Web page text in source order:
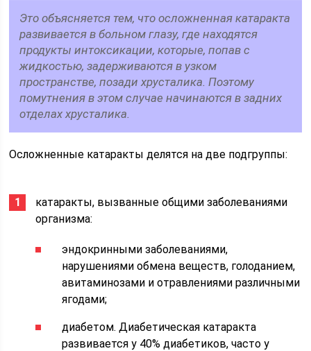
Это объясняется тем, что осложненная катаракта
развивается в больном глазу, где находятся
продукты интоксикации, которые, попав с
жидкостью, задерживаются в узком
пространстве, позади хрусталика. Поэтому
помутнения в этом случае начинаются в задних
отделах хрусталика.
Осложненные катаракты делятся на две подгруппы:
катаракты, вызванные общими заболеваниями
организма:
эндокринными заболеваниями,
нарушениями обмена веществ, голоданием,
авитаминозами и отравлениями различными
ягодами;
диабетом. Диабетическая катаракта
развивается у 40% диабетиков, часто у